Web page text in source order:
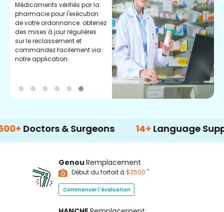
Médicaments vérifiés par la
pharmacie pour l'exécution
de votre ordonnance. obtenez
des mises à jour régulières
sur le reclassement et
commandez facilement via
notre application.
& Surgeons 14+ Language Support
Genou Remplacement
Début du forfait à $3500 *
Commencer l'évaluation